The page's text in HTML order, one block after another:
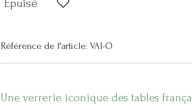
Épuisé
Référence de l'article: VAI-O
Une verrerie iconique des tables